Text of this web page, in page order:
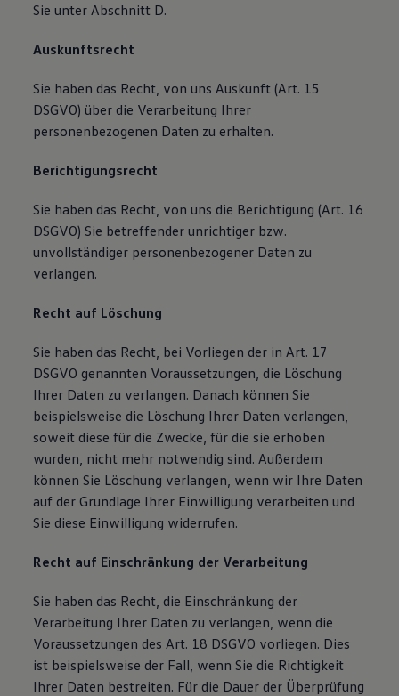
Sie unter Abschnitt D.
Auskunftsrecht
Sie haben das Recht, von uns Auskunft (Art. 15
DSGVO) über die Verarbeitung Ihrer
personenbezogenen Daten zu erhalten.
Berichtigungsrecht
Sie haben das Recht, von uns die Berichtigung (Art. 16
DSGVO) Sie betreffender unrichtiger bzw.
unvollständiger personenbezogener Daten zu
verlangen.
Recht auf Löschung
Sie haben das Recht, bei Vorliegen der in Art. 17
DSGVO genannten Voraussetzungen, die Löschung
Ihrer Daten zu verlangen. Danach können Sie
beispielsweise die Löschung Ihrer Daten verlangen,
soweit diese für die Zwecke, für die sie erhoben
wurden, nicht mehr notwendig sind. Außerdem
können Sie Löschung verlangen, wenn wir Ihre Daten
auf der Grundlage Ihrer Einwilligung verarbeiten und
Sie diese Einwilligung widerrufen.
Recht auf Einschränkung der Verarbeitung
Sie haben das Recht, die Einschränkung der
Verarbeitung Ihrer Daten zu verlangen, wenn die
Voraussetzungen des Art. 18 DSGVO vorliegen. Dies
ist beispielsweise der Fall, wenn Sie die Richtigkeit
Ihrer Daten bestreiten. Für die Dauer der Überprüfung